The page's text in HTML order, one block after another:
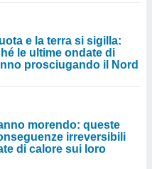
e la terra si sigilla:
le ultime ondate di
prosciugando il Nord
morendo: queste
irreversibili
di calore sui loro